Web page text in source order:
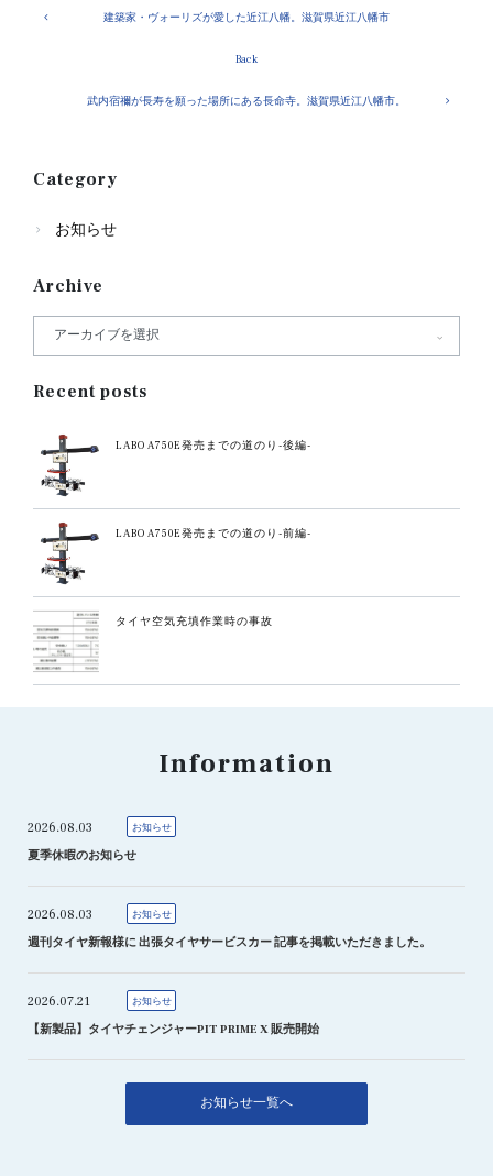
建築家・ヴォーリズが愛した近江八幡。滋賀県近江八幡市
Back
武内宿禰が長寿を願った場所にある長命寺。滋賀県近江八幡市。
Category
お知らせ
Archive
Recent posts
LABO A750E発売までの道のり-後編-
LABO A750E発売までの道のり-前編-
タイヤ空気充填作業時の事故
Information
2026.08.03 お知らせ
夏季休暇のお知らせ
2026.08.03 お知らせ
週刊タイヤ新報様に 出張タイヤサービスカー 記事を掲載いただきました。
2026.07.21 お知らせ
【新製品】タイヤチェンジャーPIT PRIME X 販売開始
お知らせ一覧へ